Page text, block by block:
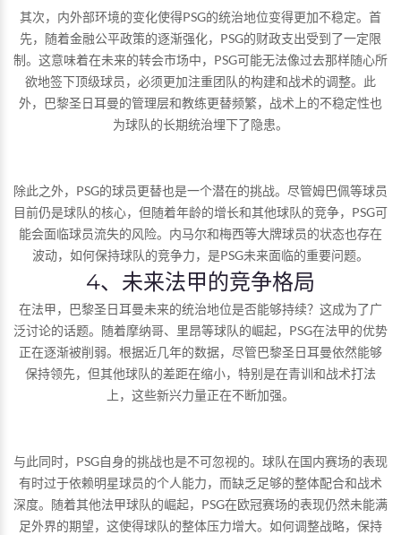
其次，内外部环境的变化使得PSG的统治地位变得更加不稳定。首
先，随着金融公平政策的逐渐强化，PSG的财政支出受到了一定限
制。这意味着在未来的转会市场中，PSG可能无法像过去那样随心所
欲地签下顶级球员，必须更加注重团队的构建和战术的调整。此
外，巴黎圣日耳曼的管理层和教练更替频繁，战术上的不稳定性也
为球队的长期统治埋下了隐患。
除此之外，PSG的球员更替也是一个潜在的挑战。尽管姆巴佩等球员
目前仍是球队的核心，但随着年龄的增长和其他球队的竞争，PSG可
能会面临球员流失的风险。内马尔和梅西等大牌球员的状态也存在
波动，如何保持球队的竞争力，是PSG未来面临的重要问题。
4、未来法甲的竞争格局
在法甲，巴黎圣日耳曼未来的统治地位是否能够持续？这成为了广
泛讨论的话题。随着摩纳哥、里昂等球队的崛起，PSG在法甲的优势
正在逐渐被削弱。根据近几年的数据，尽管巴黎圣日耳曼依然能够
保持领先，但其他球队的差距在缩小，特别是在青训和战术打法
上，这些新兴力量正在不断加强。
与此同时，PSG自身的挑战也是不可忽视的。球队在国内赛场的表现
有时过于依赖明星球员的个人能力，而缺乏足够的整体配合和战术
深度。随着其他法甲球队的崛起，PSG在欧冠赛场的表现仍然未能满
足外界的期望，这使得球队的整体压力增大。如何调整战略，保持